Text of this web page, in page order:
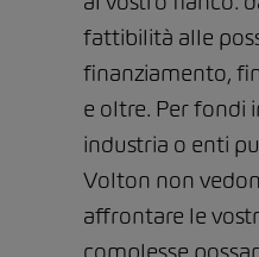
fattibilità alle
finanziamento,
e oltre. Per fondi
industria o enti
Volton non
affrontare le